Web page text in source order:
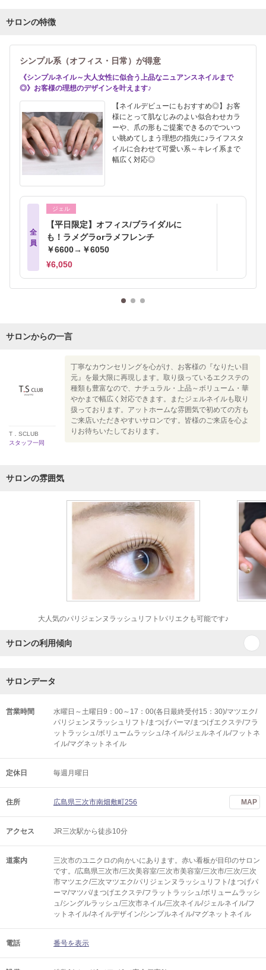
サロンの特徴
シンプル系（オフィス・日常）が得意
《シンプルネイル～大人女性に似合う上品なニュアンスネイルまで
◎》お客様の理想のデザインを叶えます♪
【ネイルデビューにもおすすめ◎】お客
様にとって肌なじみのよい似合わせカラ
ーや、爪の形もご提案できるのでついつ
い眺めてしまう理想の指先に♪ライフスタ
イルに合わせて可愛い系～キレイ系まで
幅広く対応◎
全
員
ジェル
【平日限定】オフィス/ブライダルに
も！ラメグラorラメフレンチ
￥6600→￥6050
¥6,050
サロンからの一言
T．SCLUB
スタッフ一同
丁寧なカウンセリングを心がけ、お客様の『なりたい目
元』を最大限に再現します。取り扱っているエクステの
種類も豊富なので、ナチュラル・上品～ボリューム・華
やかまで幅広く対応できます。またジェルネイルも取り
扱っております。アットホームな雰囲気で初めての方も
ご来店いただきやすいサロンです。皆様のご来店を心よ
りお待ちいたしております。
サロンの雰囲気
大人気のパリジェンヌラッシュリフト!パリエクも可能です♪
サロンの利用傾向
サロンデータ
営業時間
水曜日～土曜日9：00～17：00(各日最終受付15：30)/マツエク/
パリジェンヌラッシュリフト/まつげパーマ/まつげエクステ/フラ
ットラッシュ/ボリュームラッシュ/ネイル/ジェルネイル/フットネ
イル/マグネットネイル
定休日 毎週月曜日
住所 広島県三次市南畑敷町256 MAP
アクセス JR三次駅から徒歩10分
道案内
三次市のユニクロの向かいにあります。赤い看板が目印のサロン
です。/広島県三次市/三次美容室/三次市美容室/三次市/三次/三次
市マツエク/三次マツエク/パリジェンヌラッシュリフト/まつげパ
ーマ/マツパ/まつげエクステ/フラットラッシュ/ボリュームラッシ
ュ/シングルラッシュ/三次市ネイル/三次ネイル/ジェルネイル/フ
ットネイル/ネイルデザイン/シンプルネイル/マグネットネイル
電話 番号を表示